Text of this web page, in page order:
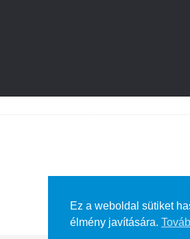
Ez a weboldal sütiket
élmény javítására.